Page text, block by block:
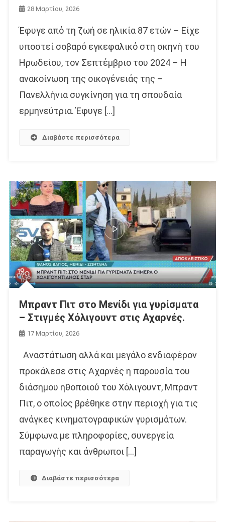
28 Μαρτίου, 2026
Έφυγε από τη ζωή σε ηλικία 87 ετών – Είχε
υποστεί σοβαρό εγκεφαλικό στη σκηνή του
Ηρωδείου, τον Σεπτέμβριο του 2024 – Η
ανακοίνωση της οικογένειάς της –
Πανελλήνια συγκίνηση για τη σπουδαία
ερμηνεύτρια. Έφυγε […]
Διαβάστε περισσότερα
Μπραντ Πιτ στο Μενίδι για γυρίσματα
– Στιγμές Χόλιγουντ στις Αχαρνές.
17 Μαρτίου, 2026
Αναστάτωση αλλά και μεγάλο ενδιαφέρον
προκάλεσε στις Αχαρνές η παρουσία του
διάσημου ηθοποιού του Χόλιγουντ, Μπραντ
Πιτ, ο οποίος βρέθηκε στην περιοχή για τις
ανάγκες κινηματογραφικών γυρισμάτων.
Σύμφωνα με πληροφορίες, συνεργεία
παραγωγής και άνθρωποι […]
Διαβάστε περισσότερα